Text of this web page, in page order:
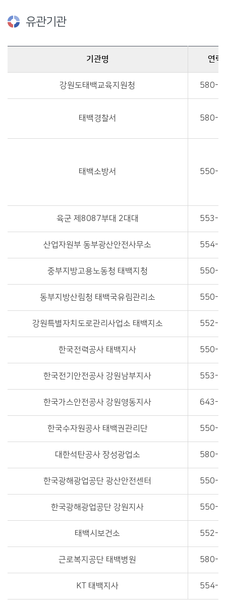
유관기관
기관명 연락
강원도태백교육지원청 580-
태백경찰서 580-
태백소방서 550-
육군 제8087부대 2대대 553-
산업자원부 동부광산안전사무소 554-
중부지방고용노동청 태백지청 550-
동부지방산림청 태백국유림관리소 550-
강원특별자치도로관리사업소 태백지소 552-
한국전력공사 태백지사 550-
한국전기안전공사 강원남부지사 553-
한국가스안전공사 강원영동지사 643-
한국수자원공사 태백권관리단 550-
대한석탄공사 장성광업소 580-
한국광해광업공단 광산안전센터 550-
한국광해광업공단 강원지사 550-
태백시보건소 552-
근로복지공단 태백병원 580-
KT 태백지사 554-